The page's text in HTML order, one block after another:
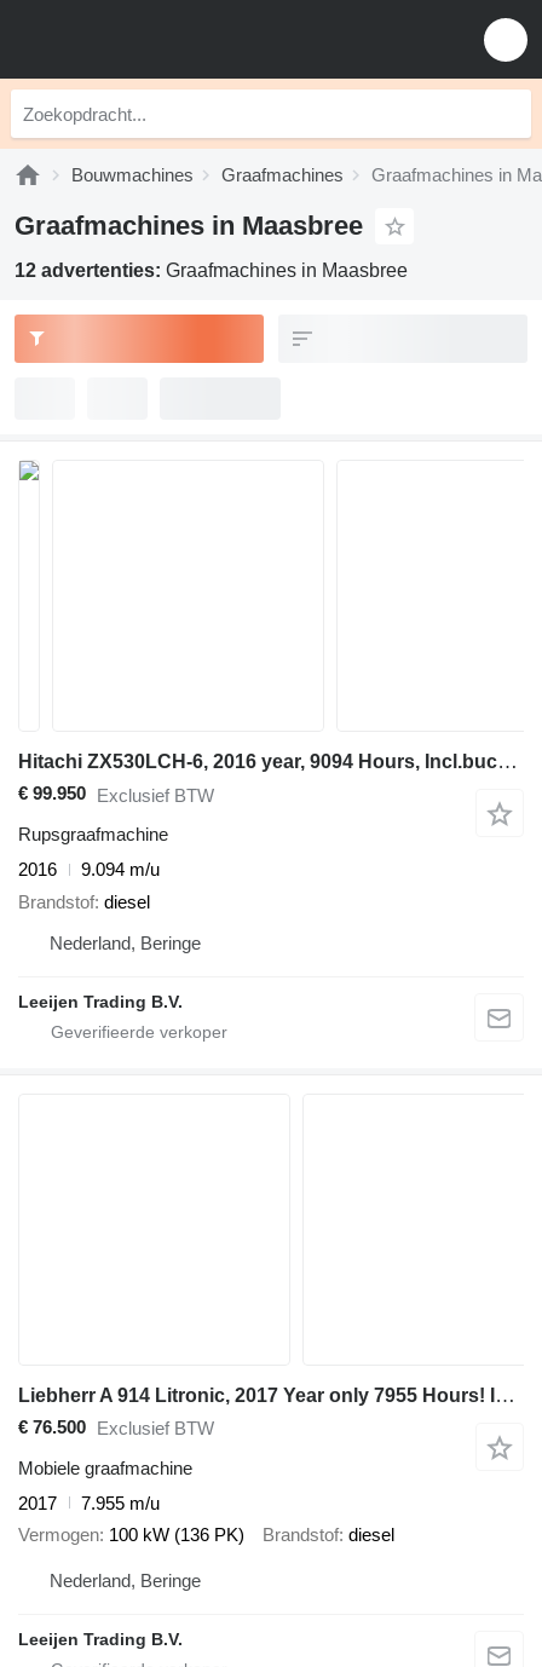
Bouwmachines Graafmachines Graafmachines in
Graafmachines in Maasbree
12 advertenties: Graafmachines in Maasbree
Hitachi ZX530LCH-6, 2016 year, 9094 Hours, Incl.bucket, CE marked !!
€ 99.950 Exclusief BTW
Rupsgraafmachine
2016
9.094 m/u
Brandstof diesel
Nederland, Beringe
Leeijen Trading B.V.
Liebherr A 914 Litronic, 2017 Year only 7955 Hours! Incl. 3x buckets!!
€ 76.500 Exclusief BTW
Mobiele graafmachine
2017
7.955 m/u
Vermogen 100 kW (136 PK) Brandstof diesel
Nederland, Beringe
Leeijen Trading B.V.